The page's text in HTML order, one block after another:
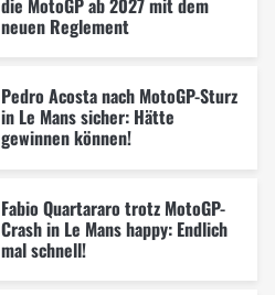
die MotoGP ab 2027 mit dem
neuen Reglement
Pedro Acosta nach MotoGP-Sturz
in Le Mans sicher: Hätte
gewinnen können!
Fabio Quartararo trotz MotoGP-
Crash in Le Mans happy: Endlich
mal schnell!